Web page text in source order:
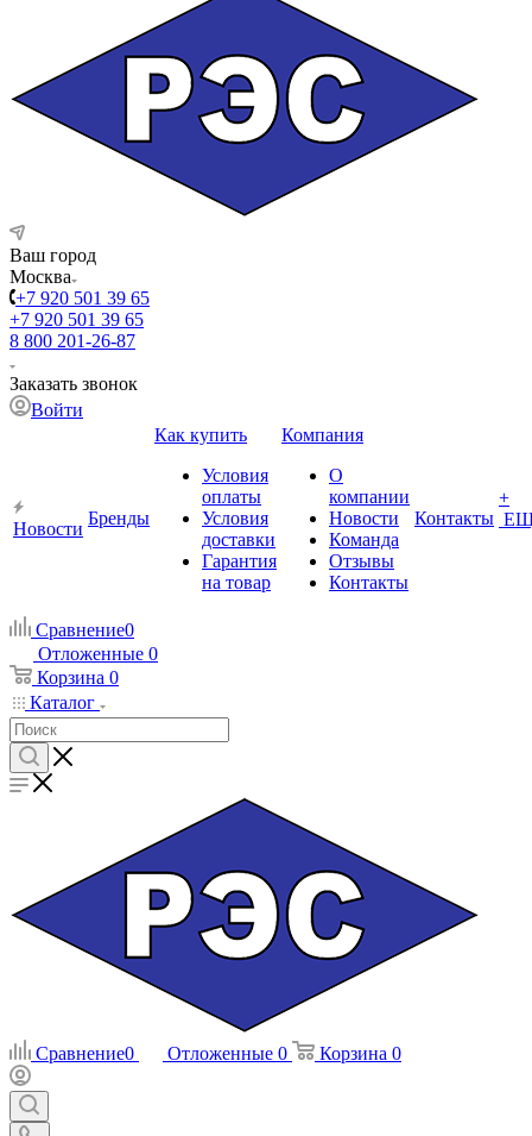
Ваш город
Москва
+7 920 501 39 65
+7 920 501 39 65
8 800 201-26-87
Заказать звонок
Войти
Новости
Бренды
Как купить
Условия
оплаты
Условия
доставки
Гарантия
на товар
Компания
О
компании
Новости
Команда
Отзывы
Контакты
Контакты
+
Сравнение0
Отложенные 0
Корзина 0
Каталог
Сравнение0 Отложенные 0 Корзина 0